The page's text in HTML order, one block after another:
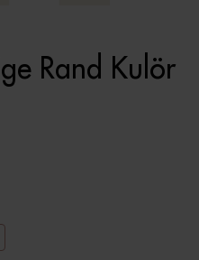
Rand Kulör